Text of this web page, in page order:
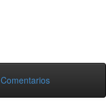
Comentarios